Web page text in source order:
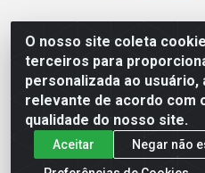
O nosso site coleta
terceiros para
personalizada ao
relevante de acordo com
qualidade do nosso site.
Aceitar
Negar não
NUTRY MAX COMÉRCIO
LTDA - RUA DO FEIJÃO,
CNPJ: